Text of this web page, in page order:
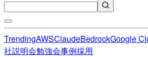
TrendingAWSClaudeBedrockGoogle
社説明会勉強会事例採用